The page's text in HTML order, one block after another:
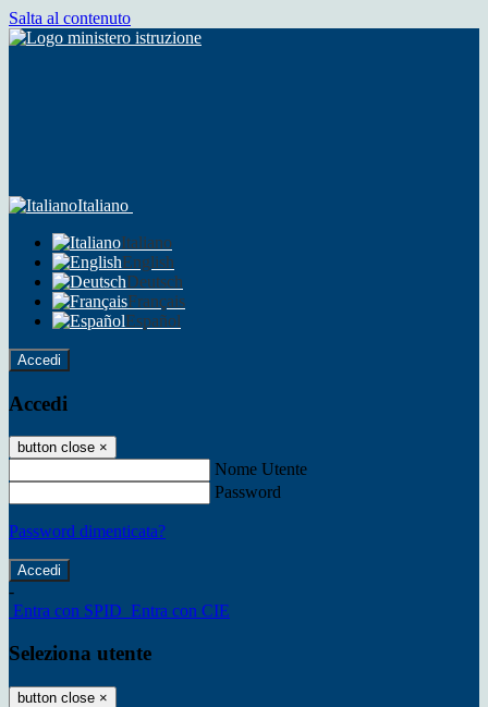
Salta al contenuto
Italiano
Italiano
English
Deutsch
Français
Español
Accedi
Accedi
button close ×
Nome Utente
Password
Password dimenticata?
-
Entra con SPID Entra con CIE
Seleziona utente
button close ×